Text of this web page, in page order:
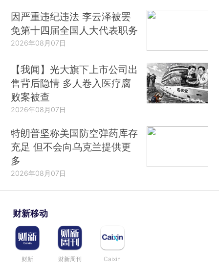
自从改革开放以来，我国的生活水平和医疗水
平得到了大幅改善，因此不少儿童的营养得到了足
那么，我们的身高上限在哪里？对这一点而
言，目前也尚不明确，只能保持期待，看看未来的
增幅状况了。
那么，哪些营养因素可能会对身高有帮助呢？
首先，维生素和矿物质对身高增长是有裨益
的。比如大名鼎鼎的维生素D和钙元素，都为身高
白质既是细胞的结构成分，又是机体酶的基本成
分，另外，许多激素也是蛋白质。如对身高有重要
因严重违纪违法 李云泽被罢
免第十四届全国人大代表职务
2026年08月07日
【我闻】光大旗下上市公司出
售背后隐情 多人卷入医疗腐
败案被查
2026年08月07日
特朗普坚称美国防空弹药库存
充足 但不会向乌克兰提供更
多
2026年08月07日
财新移动
财新 财新周刊 Caixin